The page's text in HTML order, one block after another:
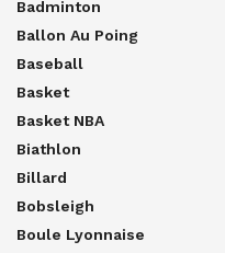
Badminton
Ballon Au Poing
Baseball
Basket
Basket NBA
Biathlon
Billard
Bobsleigh
Boule Lyonnaise